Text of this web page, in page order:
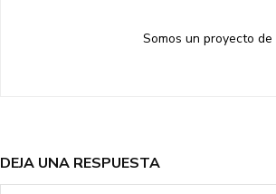
Somos un proyecto
DEJA UNA RESPUESTA